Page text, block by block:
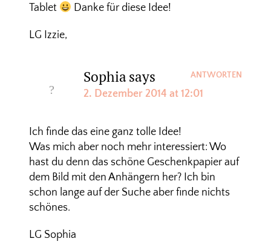
Tablet
Danke für diese Idee!
LG Izzie,
Sophiasays
2. Dezember 2014 at 12:01
Ich finde das eine ganz tolle Idee!
Was mich aber noch mehr interessiert: Wo
hast du denn das schöne Geschenkpapier auf
dem Bild mit den Anhängern her? Ich bin
schon lange auf der Suche aber finde nichts
schönes.
LG Sophia
ANTWORTEN